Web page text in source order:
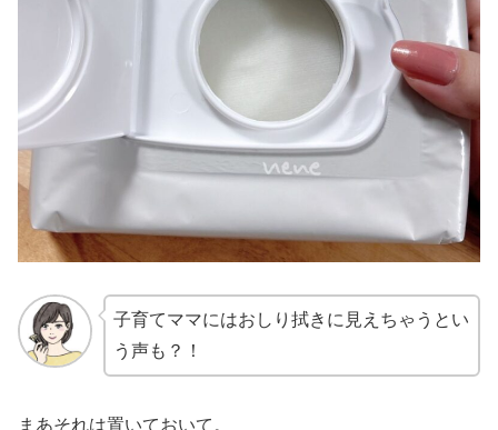
子育てママにはおしり拭きに見えちゃうとい
う声も？！
まあそれは置いておいて。